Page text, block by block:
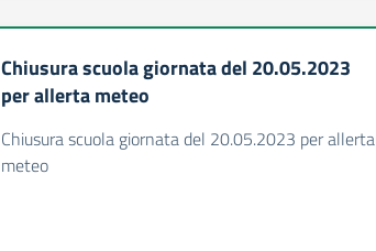
Chiusura scuola giornata del 20.05.2023
per allerta meteo
Chiusura scuola giornata del 20.05.2023 per allerta
meteo